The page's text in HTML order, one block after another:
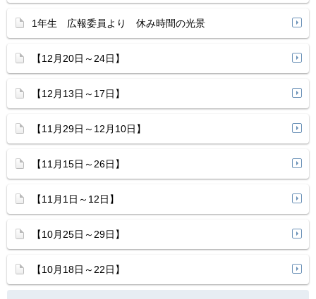
1年生 広報委員より 休み時間の光景
【12月20日～24日】
【12月13日～17日】
【11月29日～12月10日】
【11月15日～26日】
【11月1日～12日】
【10月25日～29日】
【10月18日～22日】